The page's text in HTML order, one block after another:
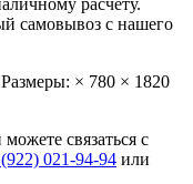
самовывоз с нашего
× 780 × 1820
связаться с
021-94-94 или